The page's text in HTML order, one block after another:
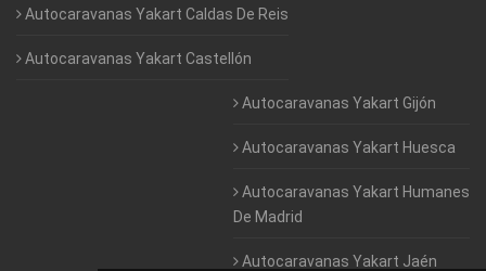
Autocaravanas Yakart Caldas De Reis
Autocaravanas Yakart Castellón
Autocaravanas Yakart Gijón
Autocaravanas Yakart Huesca
Autocaravanas Yakart Humanes
De Madrid
Autocaravanas Yakart Jaén